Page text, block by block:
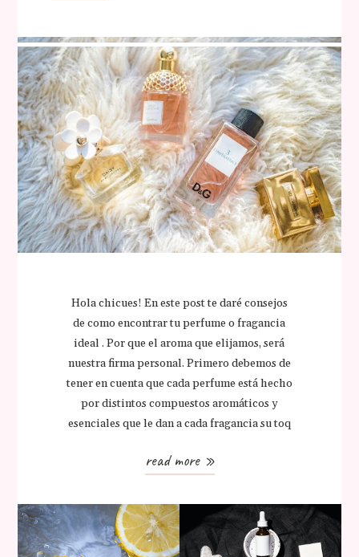
Hola chicues! En este post te daré consejos
de como encontrar tu perfume o fragancia
ideal . Por que el aroma que elijamos, será
nuestra firma personal. Primero debemos de
tener en cuenta que cada perfume está hecho
por distintos compuestos aromáticos y
esenciales que le dan a cada fragancia su toq
read more »